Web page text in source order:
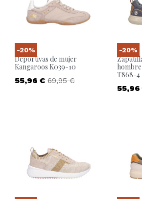
Deportivas de mujer
Kangaroos K039-10
Precio
55,96 € Precio base
69,95 €
-20%
T868-4
Precio
55,96
-20%